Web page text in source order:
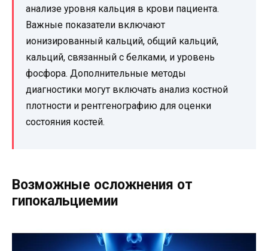
анализе уровня кальция в крови пациента.
Важные показатели включают
ионизированный кальций, общий кальций,
кальций, связанный с белками, и уровень
фосфора. Дополнительные методы
диагностики могут включать анализ костной
плотности и рентгенографию для оценки
состояния костей.
Возможные осложнения от
гипокальциемии